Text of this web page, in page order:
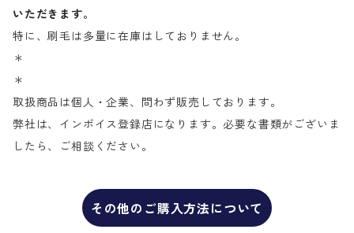
いただきます。
特に、刷毛は多量に在庫はしておりません。
＊
＊
取扱商品は個人・企業、問わず販売しております。
弊社は、インボイス登録店になります。必要な書類がございま
したら、ご相談ください。
その他のご購入方法について